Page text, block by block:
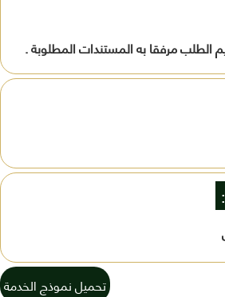
الطلب مرفقا به المستندات المطلوبة .
تحميل نموذج الخدمة